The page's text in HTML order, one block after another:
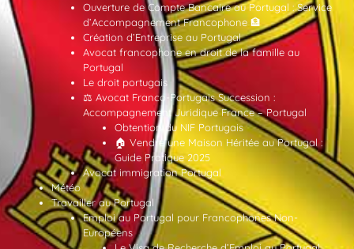
Ouverture de Compte Bancaire au Portugal : Service
d’Accompagnement Francophone 🏦
Création d’Entreprise au Portugal
Avocat francophone en droit de la famille au
Portugal
Le droit portugais
⚖️ Avocat Franco-Portugais Succession :
Accompagnement Juridique France – Portugal
Obtention du NIF Portugais
🏠 Vendre une Maison Héritée au Portugal :
Guide Pratique 2025
Avocat immigration Portugal
Météo
Travailler au Portugal
Emploi au Portugal pour Francophones Non-
Européens